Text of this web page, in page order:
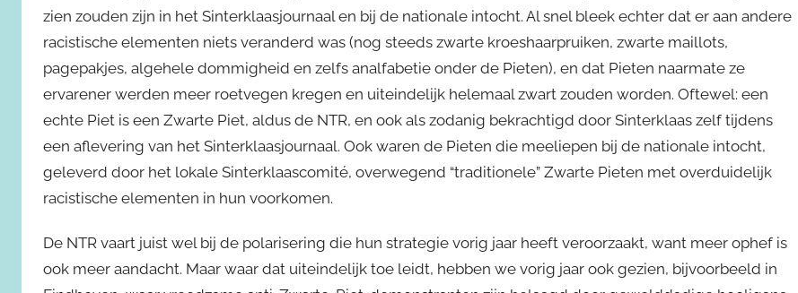
zien zouden zijn in het Sinterklaasjournaal en bij de nationale intocht. Al snel bleek echter dat er aan andere
racistische elementen niets veranderd was (nog steeds zwarte kroeshaarpruiken, zwarte maillots,
pagepakjes, algehele dommigheid en zelfs analfabetie onder de Pieten), en dat Pieten naarmate ze
ervarener werden meer roetvegen kregen en uiteindelijk helemaal zwart zouden worden. Oftewel: een
echte Piet is een Zwarte Piet, aldus de NTR, en ook als zodanig bekrachtigd door Sinterklaas zelf tijdens
een aflevering van het Sinterklaasjournaal. Ook waren de Pieten die meeliepen bij de nationale intocht,
geleverd door het lokale Sinterklaascomité, overwegend “traditionele” Zwarte Pieten met overduidelijk
racistische elementen in hun voorkomen.
De NTR vaart juist wel bij de polarisering die hun strategie vorig jaar heeft veroorzaakt, want meer ophef is
ook meer aandacht. Maar waar dat uiteindelijk toe leidt, hebben we vorig jaar ook gezien, bijvoorbeeld in